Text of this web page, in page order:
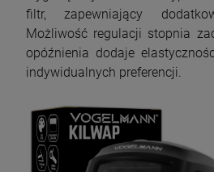
filtr, zapewniający
Możliwość regulacji stopnia
opóźnienia dodaje
indywidualnych preferencji.